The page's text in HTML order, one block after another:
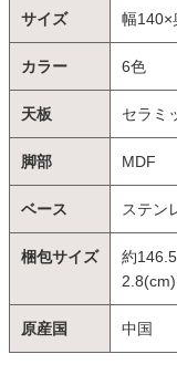
サイズ 幅140×
カラー 6色
天板 セラミ
脚部 MDF
ベース ステン
梱包サイズ
約
2.8(cm)
原産国 中国